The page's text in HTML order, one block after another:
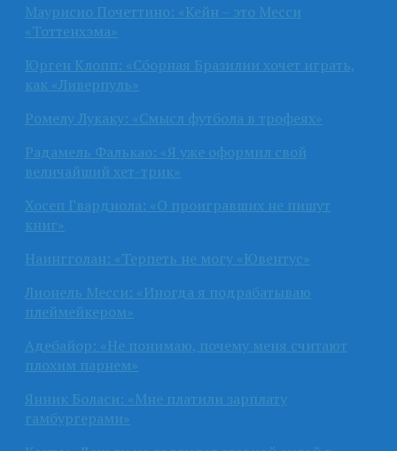
Маурисио Почеттино: «Кейн – это Месси
«Тоттенхэма»
Юрген Клопп: «Сборная Бразилии хочет играть,
как «Ливерпуль»
Ромелу Лукаку: «Смысл футбола в трофеях»
Радамель Фалькао: «Я уже оформил свой
величайший хет-трик»
Хосеп Гвардиола: «О проигравших не пишут
книг»
Наингголан: «Терпеть не могу «Ювентус»
Лионель Месси: «Иногда я подрабатываю
плеймейкером»
Адебайор: «Не понимаю, почему меня считают
плохим парнем»
Янник Боласи: «Мне платили зарплату
гамбургерами»